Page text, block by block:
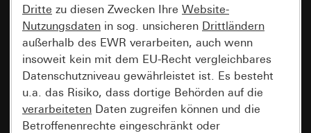
Dritte zu diesen Zwecken Ihre Website-
Nutzungsdaten in sog. unsicheren Drittländern
außerhalb des EWR verarbeiten, auch wenn
insoweit kein mit dem EU-Recht vergleichbares
Datenschutzniveau gewährleistet ist. Es besteht
u.a. das Risiko, dass dortige Behörden auf die
verarbeiteten Daten zugreifen können und die
Betroffenenrechte eingeschränkt oder